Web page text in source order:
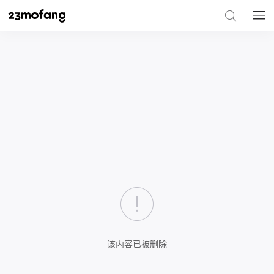
该内容已被删除